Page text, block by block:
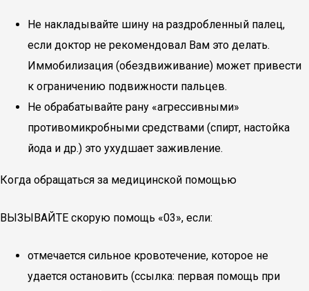
Не накладывайте шину на раздробленный палец,
если доктор не рекомендовал Вам это делать.
Иммобилизация (обездвиживание) может привести
к ограничению подвижности пальцев.
Не обрабатывайте рану «агрессивными»
противомикробными средствами (спирт, настойка
йода и др.) это ухудшает заживление.
Когда обращаться за медицинской помощью
ВЫЗЫВАЙТЕ скорую помощь «03», если:
отмечается сильное кровотечение, которое не
удается остановить (ссылка: первая помощь при